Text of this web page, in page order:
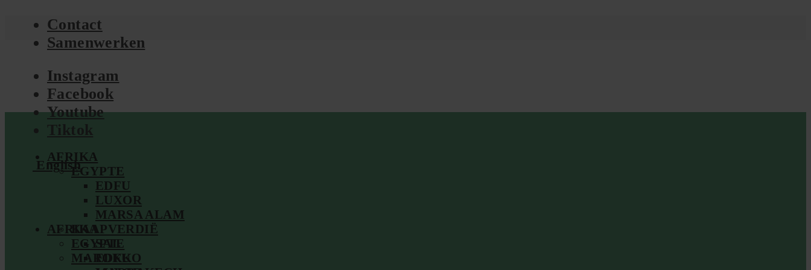
Contact
Samenwerken
Instagram
Facebook
Youtube
Tiktok
English
AFRIKA
EGYPTE
EDFU
LUXOR
MARSA ALAM
KAAPVERDIË
SAL
MAROKKO
AFRIKA
EGYPTE
EDFU